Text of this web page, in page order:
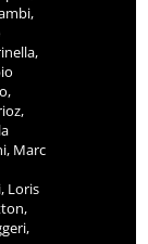
Marc
Loris